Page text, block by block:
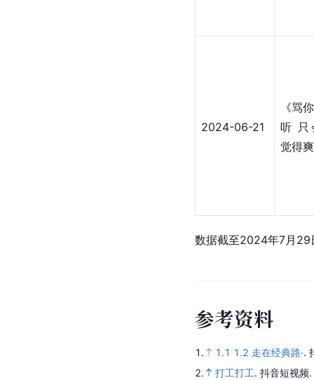
2024-06-21
《骂
听 只
觉得
数据截至2024年7月29
参考资料
1. 1.1 1.2 走在经典路·.
2.
打工打工. 抖音短视频.